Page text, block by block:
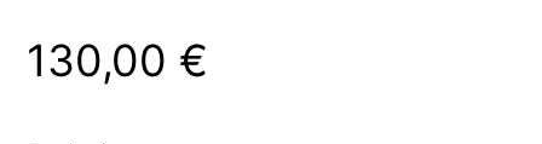
130,00 €